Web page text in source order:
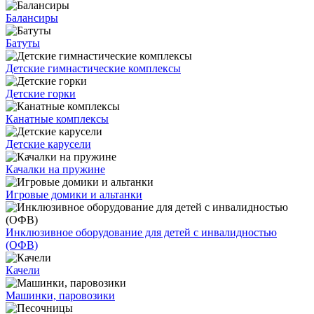
Балансиры
Батуты
Детские гимнастические комплексы
Детские горки
Канатные комплексы
Детские карусели
Качалки на пружине
Игровые домики и альтанки
Инклюзивное оборудование для детей с инвалидностью
(ОФВ)
Качели
Машинки, паровозики